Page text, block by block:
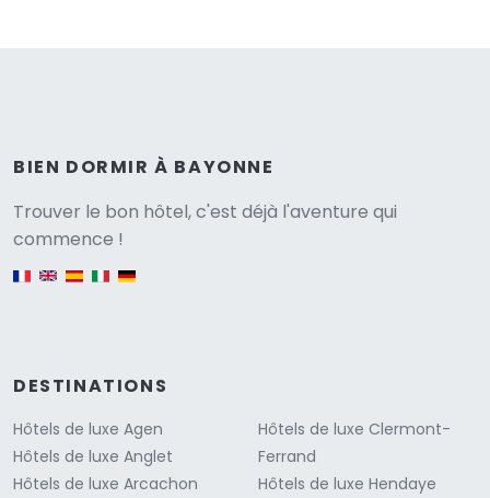
BIEN DORMIR À BAYONNE
Trouver le bon hôtel, c'est déjà l'aventure qui
commence !
DESTINATIONS
Hôtels de luxe Agen
Hôtels de luxe Anglet
Hôtels de luxe Arcachon
Hôtels de luxe Clermont-
Ferrand
Hôtels de luxe Hendaye